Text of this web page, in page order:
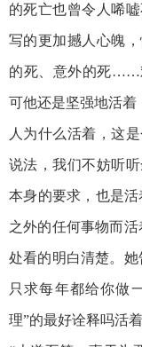
的死亡也曾令人唏
写的更加撼人心魄
的死、意外的死……
可他还是坚强地活着
人为什么活着，这
说法，我们不妨听
本身的要求，也是
之外的任何事物而
处看的明白清楚。她
只求每年都给你做
理”的最好诠释吗活